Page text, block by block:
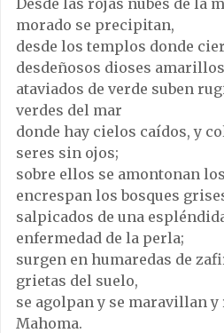
morado se precipitan,
desde los templos donde
desdeñosos dioses
ataviados de verde suben
verdes del mar
donde hay cielos caídos, y
seres sin ojos;
sobre ellos se amontonan
encrespan los bosques
salpicados de una
enfermedad de la perla;
surgen en humaredas de
grietas del suelo,
se agolpan y se maravillan
Mahoma.